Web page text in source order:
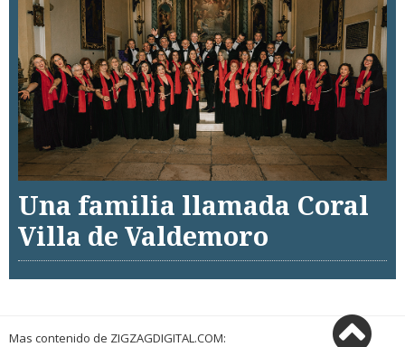
Una familia llamada Coral
Villa de Valdemoro
Mas contenido de ZIGZAGDIGITAL.COM: